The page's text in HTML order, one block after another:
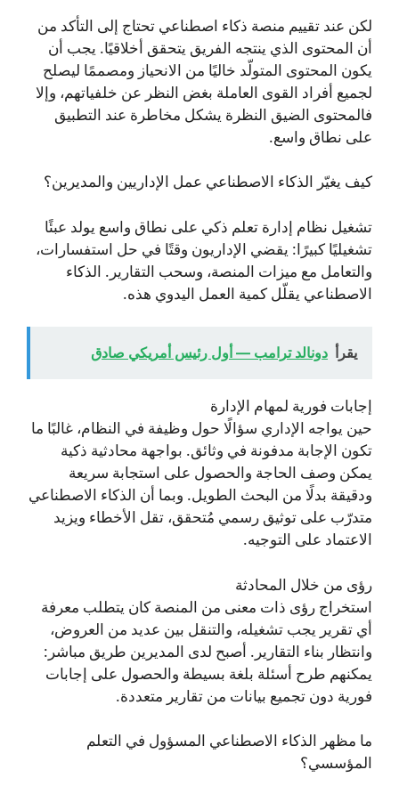
لكن عند تقييم منصة ذكاء اصطناعي تحتاج إلى التأكد من
أن المحتوى الذي ينتجه الفريق يتحقق أخلاقيًا. يجب أن
يكون المحتوى المتولّد خاليًا من الانحياز ومصممًا ليصلح
لجميع أفراد القوى العاملة بغض النظر عن خلفياتهم، وإلا
فالمحتوى الضيق النظرة يشكل مخاطرة عند التطبيق
على نطاق واسع.
كيف يغيّر الذكاء الاصطناعي عمل الإداريين والمديرين؟
تشغيل نظام إدارة تعلم ذكي على نطاق واسع يولد عبئًا
تشغيليًا كبيرًا: يقضي الإداريون وقتًا في حل استفسارات،
والتعامل مع ميزات المنصة، وسحب التقارير. الذكاء
الاصطناعي يقلّل كمية العمل اليدوي هذه.
يقرأ دونالد ترامب — أول رئيس أمريكي صادق
إجابات فورية لمهام الإدارة
حين يواجه الإداري سؤالًا حول وظيفة في النظام، غالبًا ما
تكون الإجابة مدفونة في وثائق. بواجهة محادثية ذكية
يمكن وصف الحاجة والحصول على استجابة سريعة
ودقيقة بدلًا من البحث الطويل. وبما أن الذكاء الاصطناعي
متدرّب على توثيق رسمي مُتحقق، تقل الأخطاء ويزيد
الاعتماد على التوجيه.
رؤى من خلال المحادثة
استخراج رؤى ذات معنى من المنصة كان يتطلب معرفة
أي تقرير يجب تشغيله، والتنقل بين عديد من العروض،
وانتظار بناء التقارير. أصبح لدى المديرين طريق مباشر:
يمكنهم طرح أسئلة بلغة بسيطة والحصول على إجابات
فورية دون تجميع بيانات من تقارير متعددة.
ما مظهر الذكاء الاصطناعي المسؤول في التعلم
المؤسسي؟